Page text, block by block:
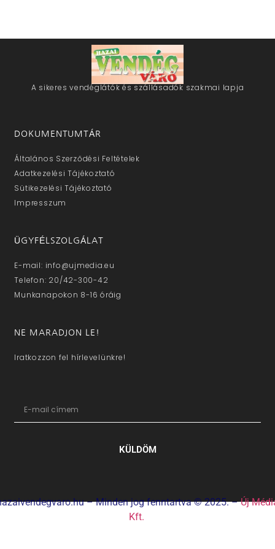
A sikeres vendéglátók és szállásadók szakmai lapja
DOKUMENTUMTÁR
Általános Szerződési Feltételek
Adatkezelési Tájékoztató
Sütikezelési Tájékoztató
Impresszum
ÜGYFÉLSZOLGÁLAT
E-mail: info@ujmedia.eu
Telefon: 20/42-300-42
Munkanapokon 8-16 óráig
NE MARADJON LE!
Iratkozzon fel hírlevelünkre!
KÜLDÖM
– Minden jog fenntartva © 2025. –Új
Kft.